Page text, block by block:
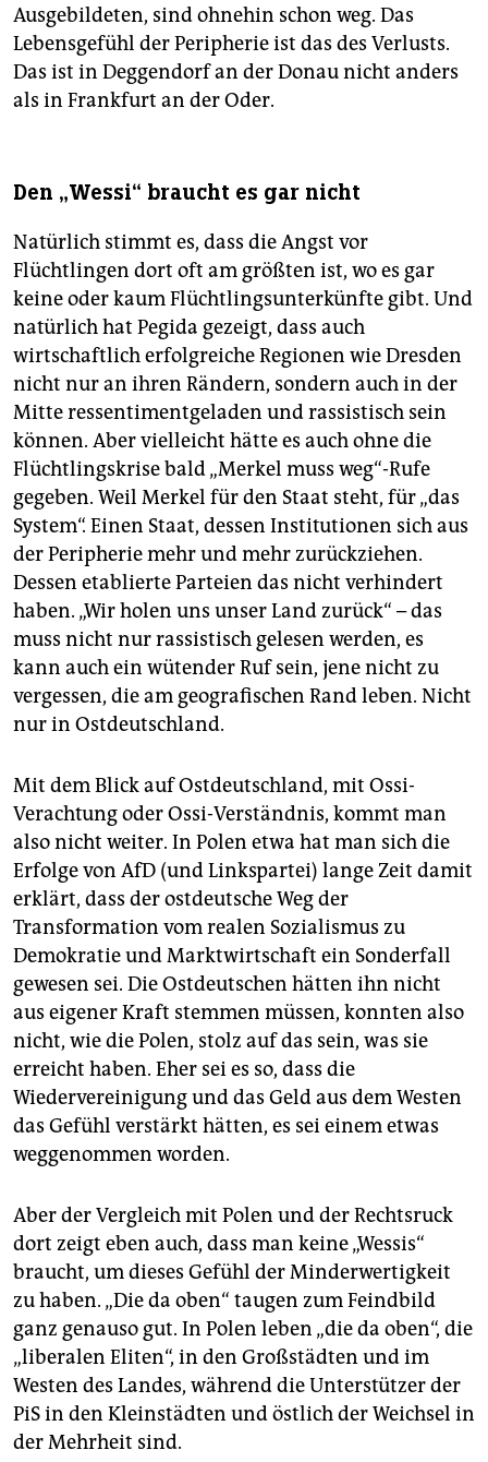
Ausgebildeten, sind ohnehin schon weg. Das
Lebensgefühl der Peripherie ist das des Verlusts.
Das ist in Deggendorf an der Donau nicht anders
als in Frankfurt an der Oder.
Den „Wessi“ braucht es gar nicht
Natürlich stimmt es, dass die Angst vor
Flüchtlingen dort oft am größten ist, wo es gar
keine oder kaum Flüchtlingsunterkünfte gibt. Und
natürlich hat Pegida gezeigt, dass auch
wirtschaftlich erfolgreiche Regionen wie Dresden
nicht nur an ihren Rändern, sondern auch in der
Mitte ressentimentgeladen und rassistisch sein
können. Aber vielleicht hätte es auch ohne die
Flüchtlingskrise bald „Merkel muss weg“-Rufe
gegeben. Weil Merkel für den Staat steht, für „das
System“. Einen Staat, dessen Institutionen sich aus
der Peripherie mehr und mehr zurückziehen.
Dessen etablierte Parteien das nicht verhindert
haben. „Wir holen uns unser Land zurück“ – das
muss nicht nur rassistisch gelesen werden, es
kann auch ein wütender Ruf sein, jene nicht zu
vergessen, die am geografischen Rand leben. Nicht
nur in Ostdeutschland.
Mit dem Blick auf Ostdeutschland, mit Ossi-
Verachtung oder Ossi-Verständnis, kommt man
also nicht weiter. In Polen etwa hat man sich die
Erfolge von AfD (und Linkspartei) lange Zeit damit
erklärt, dass der ostdeutsche Weg der
Transformation vom realen Sozialismus zu
Demokratie und Marktwirtschaft ein Sonderfall
gewesen sei. Die Ostdeutschen hätten ihn nicht
aus eigener Kraft stemmen müssen, konnten also
nicht, wie die Polen, stolz auf das sein, was sie
erreicht haben. Eher sei es so, dass die
Wiedervereinigung und das Geld aus dem Westen
das Gefühl verstärkt hätten, es sei einem etwas
weggenommen worden.
Aber der Vergleich mit Polen und der Rechtsruck
dort zeigt eben auch, dass man keine „Wessis“
braucht, um dieses Gefühl der Minderwertigkeit
zu haben. „Die da oben“ taugen zum Feindbild
ganz genauso gut. In Polen leben „die da oben“, die
„liberalen Eliten“, in den Großstädten und im
Westen des Landes, während die Unterstützer der
PiS in den Kleinstädten und östlich der Weichsel in
der Mehrheit sind.